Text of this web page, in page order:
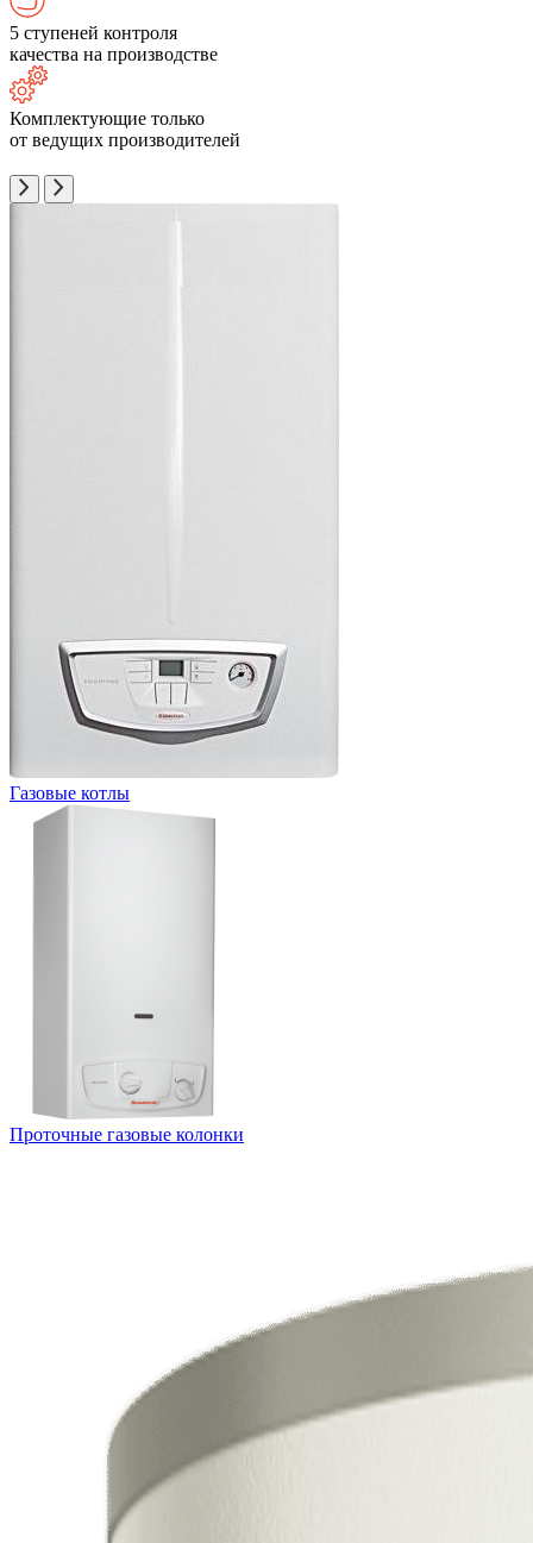
5 ступеней контроля
качества на производстве
Комплектующие только
от ведущих производителей
Газовые котлы
Проточные газовые колонки